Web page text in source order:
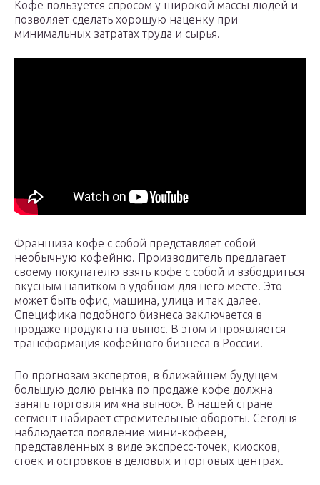
Кофе пользуется спросом у широкой массы людей и
позволяет сделать хорошую наценку при
минимальных затратах труда и сырья.
Франшиза кофе с собой представляет собой
необычную кофейню. Производитель предлагает
своему покупателю взять кофе с собой и взбодриться
вкусным напитком в удобном для него месте. Это
может быть офис, машина, улица и так далее.
Специфика подобного бизнеса заключается в
продаже продукта на вынос. В этом и проявляется
трансформация кофейного бизнеса в России.
По прогнозам экспертов, в ближайшем будущем
большую долю рынка по продаже кофе должна
занять торговля им «на вынос». В нашей стране
сегмент набирает стремительные обороты. Сегодня
наблюдается появление мини-кофеен,
представленных в виде экспресс-точек, киосков,
стоек и островков в деловых и торговых центрах.